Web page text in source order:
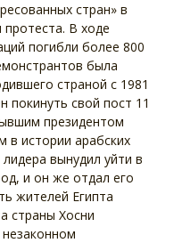
стран» в
протеста. В ходе
погибли более 800
была
страной с 1981
свой пост 11
президентом
в истории арабских
вынудил уйти в
и он же отдал его
жителей Египта
страны Хосни